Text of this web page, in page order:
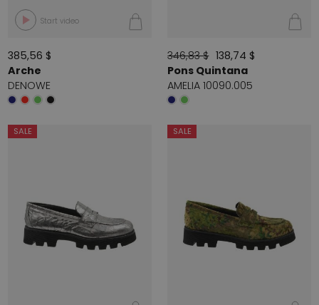
Start video
385,56 $
Arche
DENOWE
346,83 $ 138,74 $
Pons Quintana
AMELIA 10090.005
SALE SALE